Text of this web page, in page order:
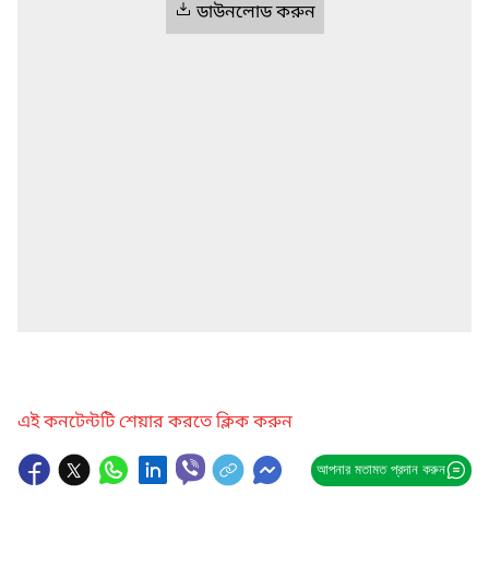
ডাউনলোড করুন
এই কনটেন্টটি শেয়ার করতে ক্লিক করুন
আপনার মতামত প্রদান করুন